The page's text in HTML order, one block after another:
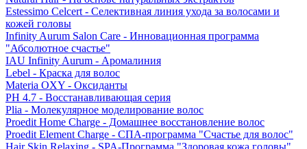
Estessimo Celcert - Селективная линия ухода за волосами и
кожей головы
Infinity Aurum Salon Care - Инновационная программа
"Абсолютное счастье"
IAU Infinity Aurum - Аромалиния
Lebel - Краска для волос
Materia OXY - Оксиданты
PH 4.7 - Восстанавливающая серия
Plia - Молекулярное моделирование волос
Proedit Home Charge - Домашнее восстановление волос
Proedit Element Charge - СПА-программа "Счастье для волос"
Hair Skin Relaxing - SPA-Программа "Здоровая кожа головы"